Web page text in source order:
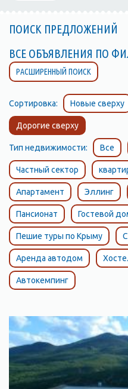
ПОИСК ПРЕДЛОЖЕНИЙ
ВСЕ ОБЪЯВЛЕНИЯ ПО
РАСШИРЕННЫЙ ПОИСК
Сортировка: Новые сверху
Дорогие сверху
Тип недвижимости: Все
Частный сектор
Апартамент Эллинг
Пансионат Гостевой
Пешие туры по Крыму
Аренда автодом
Автокемпинг